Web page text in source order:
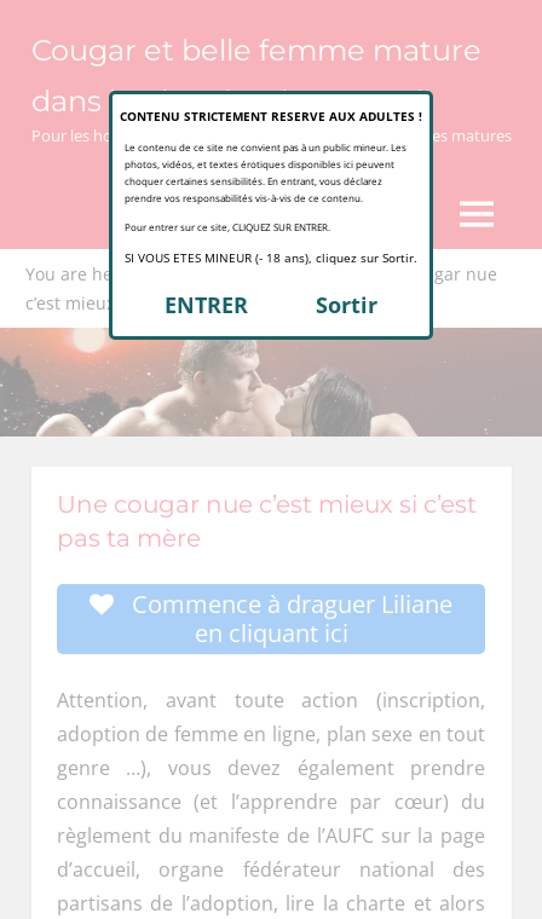
CONTENU STRICTEMENT RESERVE AUX ADULTES !
Le contenu de ce site ne convient pas à un public mineur. Les
photos, vidéos, et textes érotiques disponibles ici peuvent
choquer certaines sensibilités. En entrant, vous déclarez
prendre vos responsabilités vis-à-vis de ce contenu.
Pour entrer sur ce site, CLIQUEZ SUR ENTRER.
SI VOUS ETES MINEUR (- 18 ans), cliquez sur Sortir.
ENTRER Sortir
content
Cougar et belle femme mature
dans le plus simple appareil
Pour les hommes jeunes qui ne jurent que par les femmes matures
MENU
You are here:
Une cougar nue
c’est mieux si c’est pas ta mère
Une cougar nue c’est mieux si c’est
pas ta mère
Commence à draguer Liliane
en cliquant ici
Attention, avant toute action (inscription,
adoption de femme en ligne, plan sexe en tout
genre …), vous devez également prendre
connaissance (et l’apprendre par cœur) du
règlement du manifeste de l’AUFC sur la page
d’accueil, organe fédérateur national des
partisans de l’adoption, lire la charte et alors